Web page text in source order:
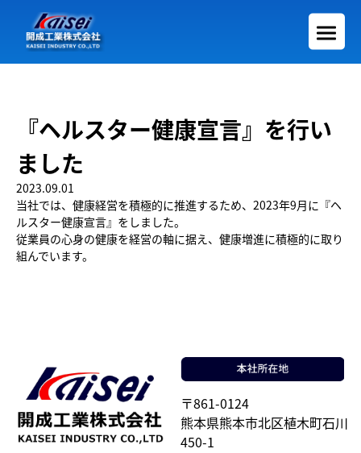
『ヘルスター健康宣言』を行い
ました
2023.09.01
当社では、健康経営を積極的に推進するため、2023年9月に『ヘ
ルスター健康宣言』をしました。
従業員の心身の健康を経営の軸に据え、健康増進に積極的に取り
組んでいます。
〒861-0124
熊本県熊本市北区植木町石川
450-1